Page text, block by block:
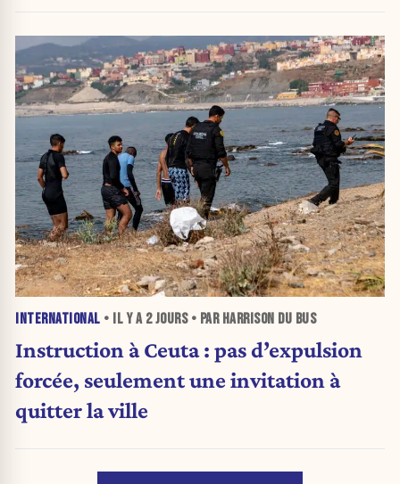
INTERNATIONAL • IL Y A 2 JOURS• PAR HARRISON DU BUS
Instruction à Ceuta : pas d’expulsion
forcée, seulement une invitation à
quitter la ville